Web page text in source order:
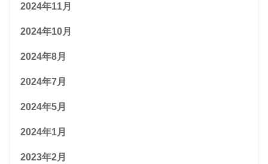
2024年11月
2024年10月
2024年8月
2024年7月
2024年5月
2024年1月
2023年2月